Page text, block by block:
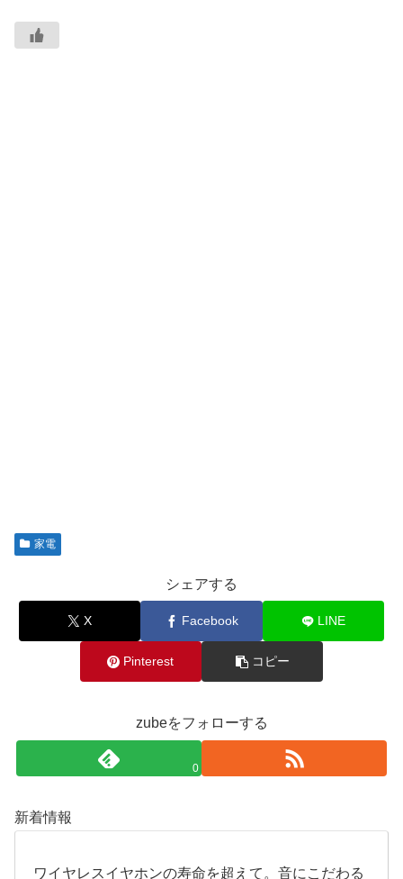
家電
シェアする
X Facebook LINE
Pinterest コピー
zubeをフォローする
0
新着情報
​ワイヤレスイヤホンの寿命を超えて。音にこだわる